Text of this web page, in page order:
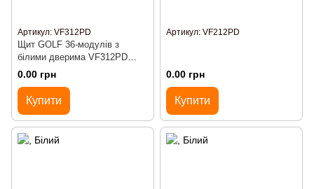
Артикул: VF312PD
Щит GOLF 36-модулів з
білими дверима VF312PD
(внутрішнє встановлення)
0.00 грн
Купити
Артикул: VF212PD
0.00 грн
Купити